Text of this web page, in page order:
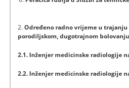
2.Određeno radno vrijeme u
porodiljskom, dugotrajnom
2.1. Inženjer medicinske radiologije
2.2. Inženjer medicinske radiologije